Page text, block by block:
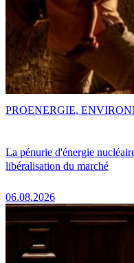
La pénurie d'énergie
libéralisation du marché
06.08.2026
PROENERGIE,